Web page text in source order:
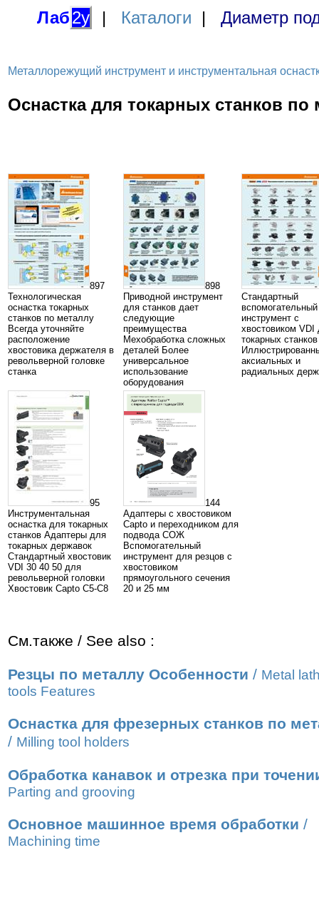
Лаб2у | Каталоги | Диаметр
Металлорежущий инструмент и инструментальная
Оснастка для токарных станков по
897
Технологическая
оснастка токарных
станков по металлу
Всегда уточняйте
расположение
хвостовика держателя в
револьверной головке
станка
898
Приводной инструмент
для станков дает
следующие
преимущества
Мехобработка сложных
деталей Более
универсальное
использование
оборудования
Стандартный
вспомогательный
инструмент с
хвостовиком VDI
токарных станков
аксиальных и
радиальных
95
Инструментальная
оснастка для токарных
станков Адаптеры для
токарных державок
Стандартный хвостовик
VDI 30 40 50 для
револьверной головки
Хвостовик Capto C5-C8
144
Адаптеры с хвостовиком
Capto и переходником для
подвода СОЖ
Вспомогательный
инструмент для резцов с
хвостовиком
прямоугольного сечения
20 и 25 мм
См.также / See also :
Резцы по металлу Особенности / Metal
tools Features
Оснастка для фрезерных станков по
/ Мilling tool holders
Обработка канавок и отрезка при
Parting and grooving
Основное машинное время обработки /
Machining time